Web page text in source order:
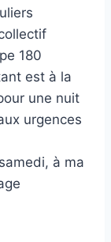
180
est à la
une nuit
urgences
à ma